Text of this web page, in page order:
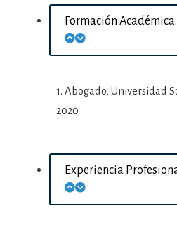
Formación Académica:
1. Abogado, Universidad
2020
Experiencia